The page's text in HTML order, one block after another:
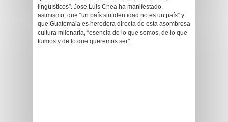
lingüísticos”. José Luis Chea ha manifestado,
asimismo, que “un país sin identidad no es un país” y
que Guatemala es heredera directa de esta asombrosa
cultura milenaria, “esencia de lo que somos, de lo que
fuimos y de lo que queremos ser”.